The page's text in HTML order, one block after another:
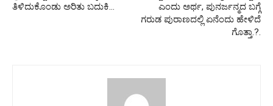
ತಿಳಿದುಕೊಂಡು ಅರಿತು ಬದುಕಿ…
ಎಂದು ಅರ್ಥ, ಪುನರ್ಜನ್ಮದ ಬಗ್ಗೆ
ಗರುಡ ಪುರಾಣದಲ್ಲಿ ಏನೆಂದು ಹೇಳಿದೆ
ಗೊತ್ತಾ.?.